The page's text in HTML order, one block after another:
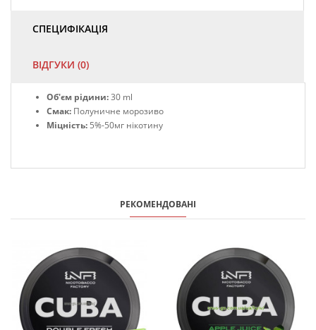
СПЕЦИФІКАЦІЯ
ВІДГУКИ (0)
Об'єм рідини:30 ml
Смак: Полуничне морозиво
Міцність: 5%-50мг нікотину
РЕКОМЕНДОВАНІ